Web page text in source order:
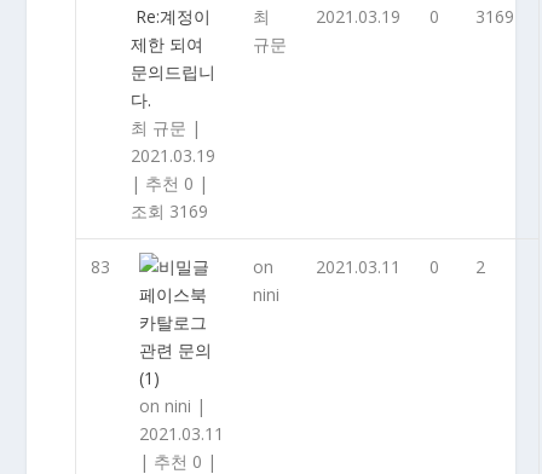
Re:계정이
제한 되여
문의드립니
다.
최 규문 |
2021.03.19
| 추천 0 |
조회 3169
최
규문
2021.03.19 0 3169
83
페이스북
카탈로그
관련 문의
(1)
on nini |
2021.03.11
| 추천 0 |
on
nini
2021.03.11 0 2